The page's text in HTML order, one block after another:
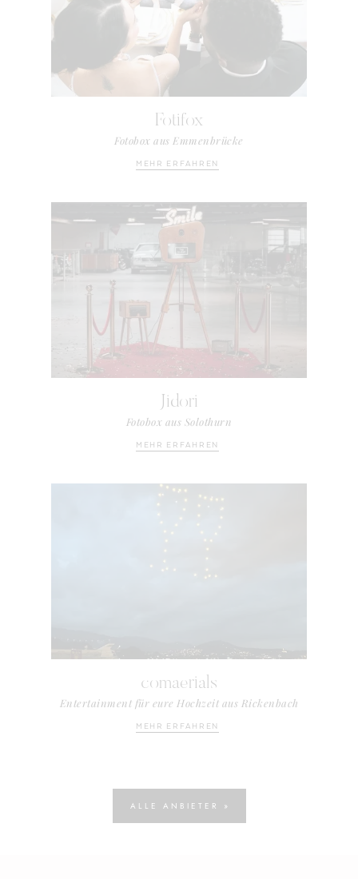
Fotifox
Fotobox aus Emmenbrücke
MEHR ERFAHREN
Jidori
Fotobox aus Solothurn
MEHR ERFAHREN
comaerials
Entertainment für eure Hochzeit aus Rickenbach
MEHR ERFAHREN
ALLE ANBIETER »